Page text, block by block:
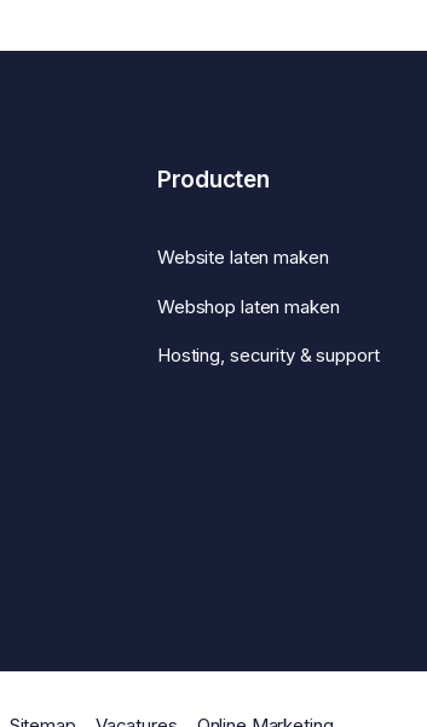
Producten
Website laten maken
Webshop laten maken
Hosting, security & support